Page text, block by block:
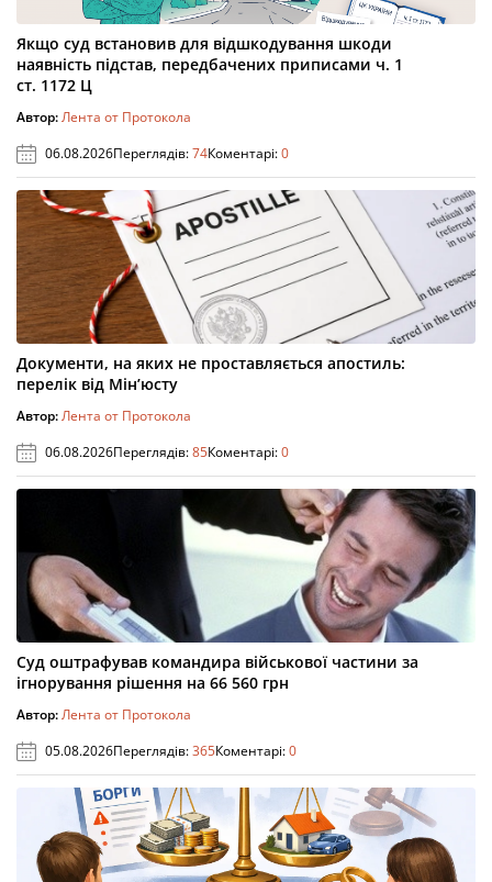
Якщо суд встановив для відшкодування шкоди
наявність підстав, передбачених приписами ч. 1
ст. 1172 Ц
Автор:Лента от Протокола
06.08.2026Переглядів:74Коментарі:0
Документи, на яких не проставляється апостиль:
перелік від Мін’юсту
Автор:Лента от Протокола
06.08.2026Переглядів:85Коментарі:0
Суд оштрафував командира військової частини за
ігнорування рішення на 66 560 грн
Автор:Лента от Протокола
05.08.2026Переглядів:365Коментарі:0